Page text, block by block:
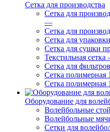
Сетка для производства
Сетка для
—
Сетка для
Сетка для упаковки
Сетка для сушки
Текстильная сетка
Сетка для фильтров
Сетка полимерная
Сетка полимерная
Оборудование для
Волейбольные
Волейбольные
Сетки для